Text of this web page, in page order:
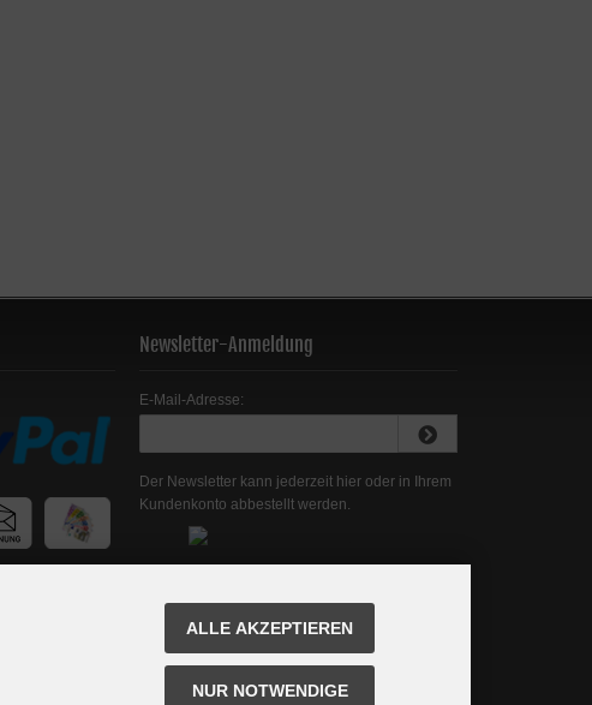
Newsletter-Anmeldung
E-Mail-Adresse:
Der Newsletter kann jederzeit hier oder in Ihrem
Kundenkonto abbestellt werden.
ALLE AKZEPTIEREN
NUR NOTWENDIGE